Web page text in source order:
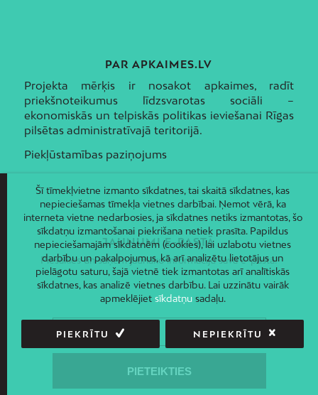
PAR APKAIMES.LV
Projekta mērķis ir nosakot apkaimes, radīt
priekšnoteikumus līdzsvarotas sociāli –
ekonomiskās un telpiskās politikas ieviešanai Rīgas
pilsētas administratīvajā teritorijā.
Piekļūstamības paziņojums
JAUNUMI E-PASTĀ
Piesakies un saņem jaunāko informāciju savā e-pastā!
Šī tīmekļvietne izmanto sīkdatnes, tai skaitā sīkdatnes, kas
nepieciešamas tīmekļa vietnes darbībai. Ņemot vērā, ka
interneta vietne nedarbosies, ja sīkdatnes netiks izmantotas, šo
sīkdatņu izmantošanai piekrišana netiek prasīta. Papildus
nepieciešamajām sīkdatnēm (cookies), lai uzlabotu vietnes
darbību un pakalpojumus, kā arī analizētu lietotājus un
pielāgotu saturu, šajā vietnē tiek izmantotas arī analītiskās
sīkdatnes, kas analizē vietnes darbību. Lai uzzinātu vairāk
apmeklējiet sīkdatņusadaļu.
PIEKRĪTU NEPIEKRĪTU